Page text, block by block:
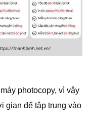
photocopy, vì vậy
gian để tập trung vào